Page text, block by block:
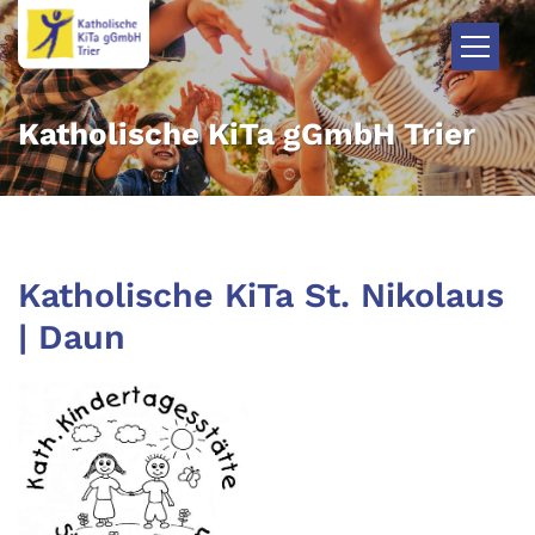
Zum Inhalt springen
Katholische KiTa gGmbH Trier
Katholische KiTa St. Nikolaus
| Daun